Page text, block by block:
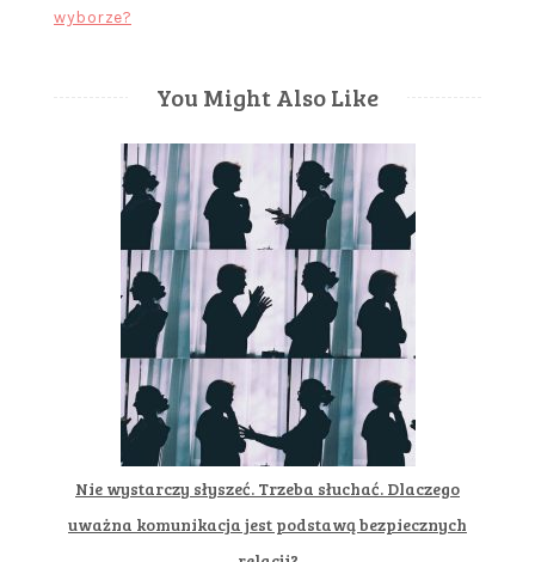
wyborze?
You Might Also Like
Nie wystarczy słyszeć. Trzeba słuchać. Dlaczego
uważna komunikacja jest podstawą bezpiecznych